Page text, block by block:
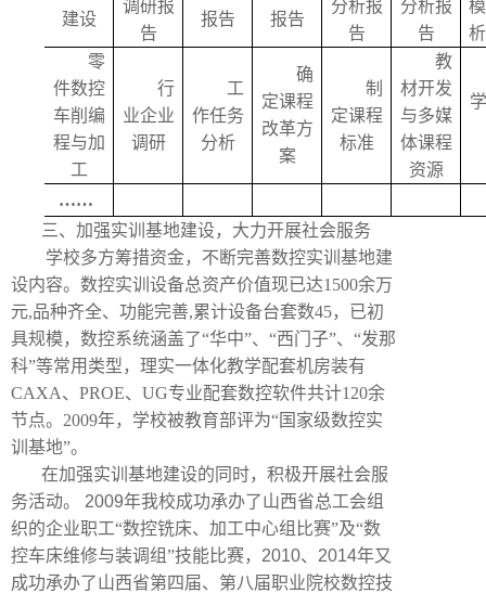
建设
调研报
告
报告
报告
分析报
告
分析报
告
零
件数控
车削编
程与加
工
行
业企业
调研
工
作任务
分析
确
定课程
改革方
案
制
定课程
标准
教
材开发
与多媒
体课程
资源
……
三、加强实训基地建设，大力开展社会服务
学校多方筹措资金，不断完善数控实训基地建
设内容。数控实训设备总资产价值现已达1500余万
元,品种齐全、功能完善,累计设备台套数45，已初
具规模，数控系统涵盖了“华中”、“西门子”、“发那
科”等常用类型，理实一体化教学配套机房装有
CAXA、 PROE、 UG专业配套数控软件共计120余
节点。 2009年，学校被教育部评为“国家级数控实
训基地”。
在加强实训基地建设的同时，积极开展社会服
务活动。
2009年我校成功承办了山西省总工会组
织的企业职工“数控铣床、加工中心组比赛”及“数
控车床维修与装调组”技能比赛， 2010、 2014年又
成功承办了山西省第四届、第八届职业院校数控技